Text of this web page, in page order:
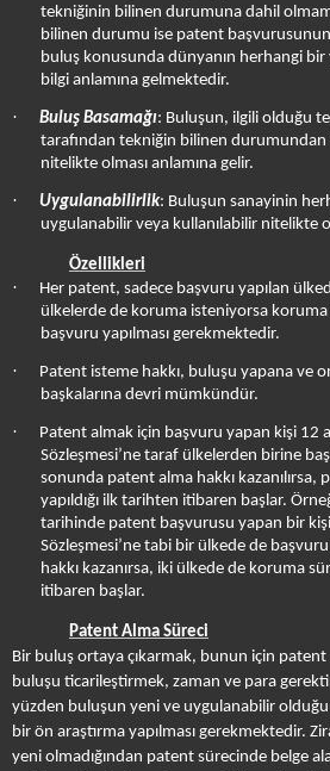
tekniğinin bilinen durumuna dahil
bilinen durumu ise patent başvurusunun
buluş konusunda dünyanın herhangi
bilgi anlamına gelmektedir.
· Buluş Basamağı: Buluşun, ilgili olduğu
tarafından tekniğin bilinen durumundan
nitelikte olması anlamına gelir.
· Uygulanabilirlik: Buluşun sanayinin
uygulanabilir veya kullanılabilir nitelikte
Özellikleri
·
Her patent, sadece başvuru yapılan
ülkelerde de koruma isteniyorsa
başvuru yapılması gerekmektedir.
·
Patent isteme hakkı, buluşu yapana ve
başkalarına devri mümkündür.
·
Patent almak için başvuru yapan kişi 12
Sözleşmesi’ne taraf ülkelerden birine
sonunda patent alma hakkı
yapıldığı ilk tarihten itibaren başlar.
tarihinde patent başvurusu yapan bir
Sözleşmesi’ne tabi bir ülkede de
hakkı kazanırsa, iki ülkede de koruma
itibaren başlar.
Patent Alma Süreci
Bir buluş ortaya çıkarmak, bunun için
buluşu ticarileştirmek, zaman ve para
yüzden buluşun yeni ve uygulanabilir
bir ön araştırma yapılması gerekmektedir.
yeni olmadığından patent sürecinde belge